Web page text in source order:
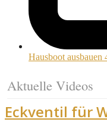
Hausboot ausbauen
Aktuelle Videos
Eckventil für